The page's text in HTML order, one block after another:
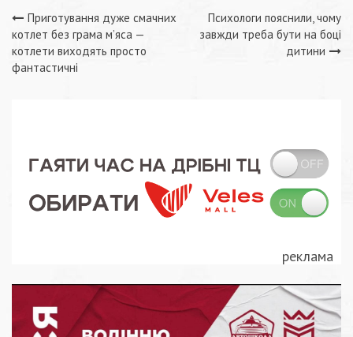
Навігація
записів
Приготування дуже смачних
котлет без грама м’яса —
котлети виходять просто
фантастичні
Психологи пояснили, чому
завжди треба бути на боці
дитини